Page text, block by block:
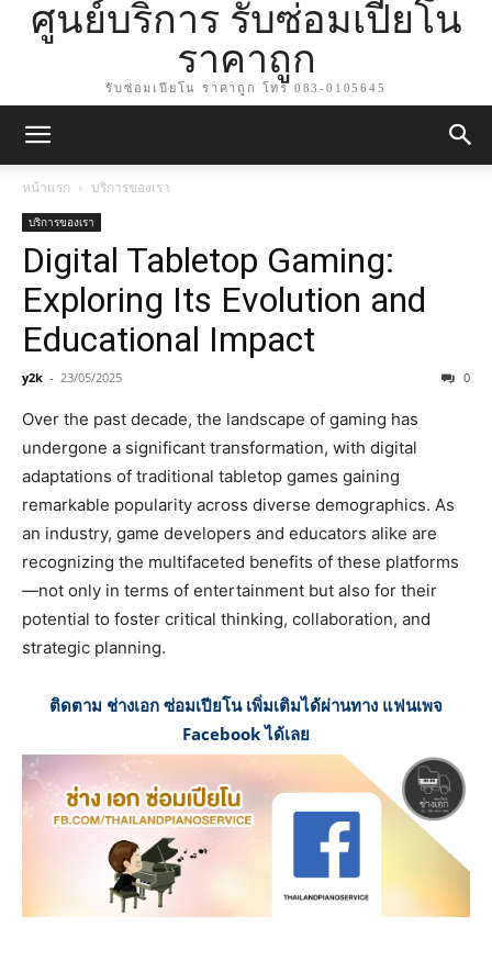
ศูนย์บริการ รับซ่อมเปียโน
ราคาถูก
รับซ่อมเปียโน ราคาถูก โทร 083-0105645
หน้าแรก บริการของเรา
บริการของเรา
Digital Tabletop Gaming:
Exploring Its Evolution and
Educational Impact
y2k - 23/05/2025 0
Over the past decade, the landscape of gaming has
undergone a significant transformation, with digital
adaptations of traditional tabletop games gaining
remarkable popularity across diverse demographics. As
an industry, game developers and educators alike are
recognizing the multifaceted benefits of these platforms
—not only in terms of entertainment but also for their
potential to foster critical thinking, collaboration, and
strategic planning.
ติดตาม ช่างเอก ซ่อมเปียโน เพิ่มเติมได้ผ่านทาง แฟนเพจ
Facebook ได้เลย